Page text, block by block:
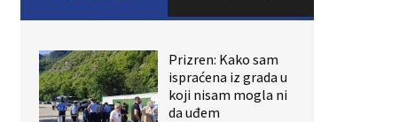
Prizren: Kako sam
ispraćena iz grada u
koji nisam mogla ni
da uđem